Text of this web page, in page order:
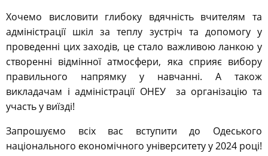
Хочемо висловити глибоку вдячність вчителям та
адміністрації шкіл за теплу зустріч та допомогу у
проведенні цих заходів, це стало важливою ланкою у
створенні відмінної атмосфери, яка сприяє вибору
правильного напрямку у навчанні. А також
викладачам і адміністрації ОНЕУ
за організацію та
участь у виїзді!
Запрошуємо всіх вас вступити до Одеського
національного економічного університету у 2024 році!